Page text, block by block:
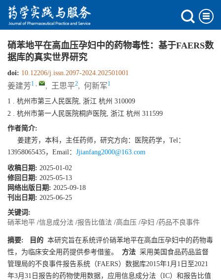
硝苯地平在高血压孕妇中的药物毒性：基于FAERS数
据库的真实世界研究
doi: 10.12206/j.issn.2097-2024.202501001
姜建芳1 , , 王思平2, 何新军1
1 . 杭州市第三人民医院, 浙江 杭州 310009
2 . 杭州市第一人民医院桐庐医院, 浙江 杭州 311599
作者简介:
姜建芳，本科，主任药师，研究方向：医院药学，Tel：
13958065435，Email： Jjianfang2000@163.com
收稿日期: 2025-01-02
修回日期: 2025-05-13
网络出版日期: 2025-09-18
刊出日期: 2025-06-25
关键词:
硝苯地平 /信息成分法 /报告比值法 /高血压 /孕妇 /药品不良事件
摘要: 目的 本研究旨在系统评价硝苯地平在高血压孕妇中的药物毒
性，为临床安全用药提供参考借鉴。
方法 采用美国食品药品监督
管理局的不良事件报告系统（FAERS）数据库2015年1月1日至2021
年3月31日报告的药物使用数据，应用信息成分法（IC）和报告比值